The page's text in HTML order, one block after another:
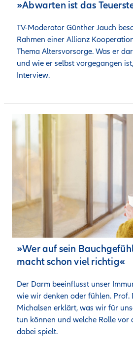
»Abwarten ist das
TV-Moderator Günther Jauch
Rahmen einer Allianz
Thema Altersvorsorge. Was er
und wie er selbst vorgegangen
Interview.
»Wer auf sein
macht schon viel richtig«
Der Darm beeinflusst unser
wie wir denken oder fühlen. Prof.
Michalsen erklärt, was wir für
tun können und welche Rolle vor
dabei spielt.